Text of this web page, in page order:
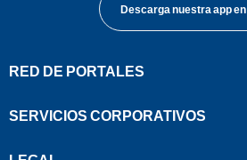
Descarga nuestra app en
RED DE PORTALES
SERVICIOS CORPORATIVOS